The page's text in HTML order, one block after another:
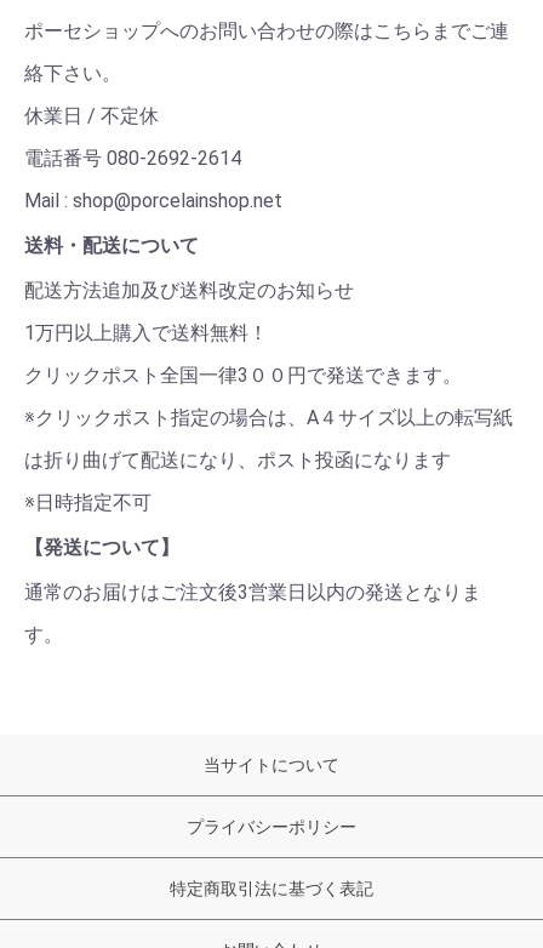
ポーセショップへのお問い合わせの際はこちらまでご連
絡下さい。
休業日 / 不定休
電話番号 080-2692-2614
Mail : shop@porcelainshop.net
送料・配送について
配送方法追加及び送料改定のお知らせ
1万円以上購入で送料無料！
クリックポスト全国一律3００円で発送できます。
※クリックポスト指定の場合は、A４サイズ以上の転写紙
は折り曲げて配送になり、ポスト投函になります
※日時指定不可
【発送について】
通常のお届けはご注文後3営業日以内の発送となりま
す。
当サイトについて
プライバシーポリシー
特定商取引法に基づく表記